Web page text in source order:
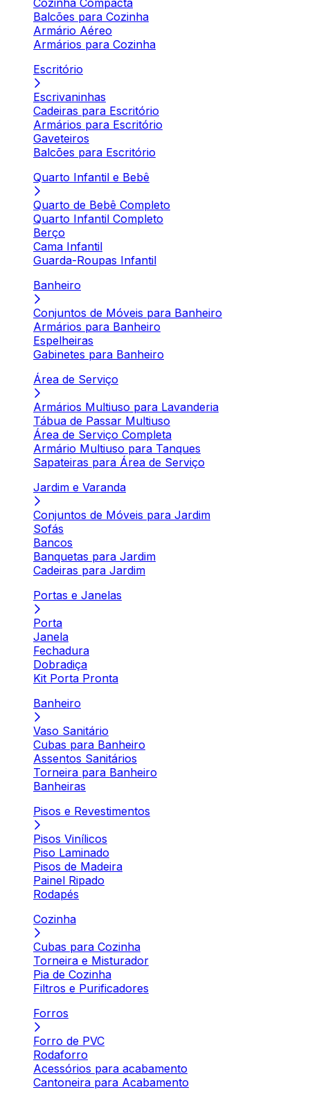
Cozinha Compacta
Balcões para Cozinha
Armário Aéreo
Armários para Cozinha
Escritório
Escrivaninhas
Cadeiras para Escritório
Armários para Escritório
Gaveteiros
Balcões para Escritório
Quarto Infantil e Bebê
Quarto de Bebê Completo
Quarto Infantil Completo
Berço
Cama Infantil
Guarda-Roupas Infantil
Banheiro
Conjuntos de Móveis para Banheiro
Armários para Banheiro
Espelheiras
Gabinetes para Banheiro
Área de Serviço
Armários Multiuso para Lavanderia
Tábua de Passar Multiuso
Área de Serviço Completa
Armário Multiuso para Tanques
Sapateiras para Área de Serviço
Jardim e Varanda
Conjuntos de Móveis para Jardim
Sofás
Bancos
Banquetas para Jardim
Cadeiras para Jardim
Portas e Janelas
Porta
Janela
Fechadura
Dobradiça
Kit Porta Pronta
Banheiro
Vaso Sanitário
Cubas para Banheiro
Assentos Sanitários
Torneira para Banheiro
Banheiras
Pisos e Revestimentos
Pisos Vinílicos
Piso Laminado
Pisos de Madeira
Painel Ripado
Rodapés
Cozinha
Cubas para Cozinha
Torneira e Misturador
Pia de Cozinha
Filtros e Purificadores
Forros
Forro de PVC
Rodaforro
Acessórios para acabamento
Cantoneira para Acabamento